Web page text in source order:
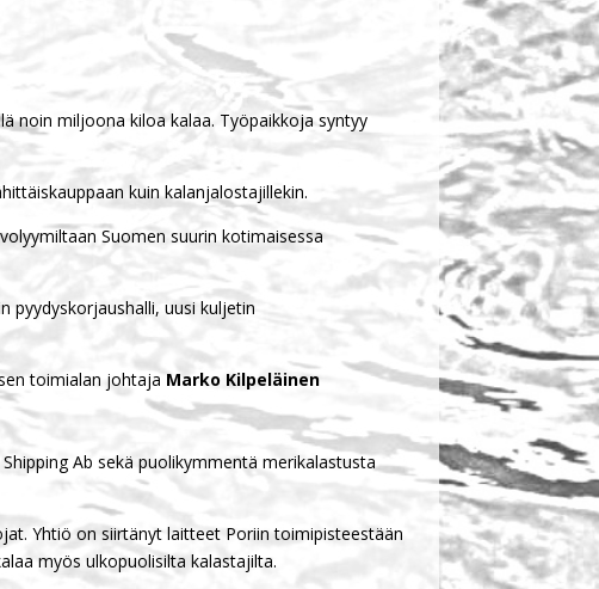
noin miljoona kiloa kalaa. Työpaikkoja syntyy
kuin kalanjalostajillekin.
Suomen suurin kotimaisessa
pyydyskorjaushalli, uusi kuljetin
toimialan johtaja Marko Kilpeläinen
Ab sekä puolikymmentä merikalastusta
Yhtiö on siirtänyt laitteet Poriin toimipisteestään
myös ulkopuolisilta kalastajilta.